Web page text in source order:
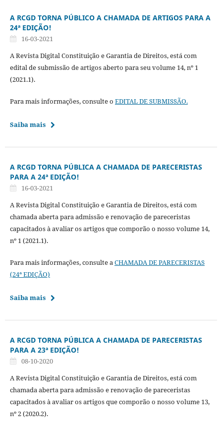
A RCGD TORNA PÚBLICO A CHAMADA DE ARTIGOS PARA A
24ª EDIÇÃO!
16-03-2021
A Revista Digital Constituição e Garantia de Direitos, está com
edital de submissão de artigos aberto para seu volume 14, nº 1
(2021.1).
Para mais informações, consulte o EDITAL DE SUBMISSÃO.
Saiba mais
A RCGD TORNA PÚBLICA A CHAMADA DE PARECERISTAS
PARA A 24ª EDIÇÃO!
16-03-2021
A Revista Digital Constituição e Garantia de Direitos, está com
chamada aberta para admissão e renovação de pareceristas
capacitados à avaliar os artigos que comporão o nosso volume 14,
nº 1 (2021.1).
Para mais informações, consulte aCHAMADA DE PARECERISTAS
(24ª EDIÇÃO)
Saiba mais
A RCGD TORNA PÚBLICA A CHAMADA DE PARECERISTAS
PARA A 23ª EDIÇÃO!
08-10-2020
A Revista Digital Constituição e Garantia de Direitos, está com
chamada aberta para admissão e renovação de pareceristas
capacitados à avaliar os artigos que comporão o nosso volume 13,
nº 2 (2020.2).